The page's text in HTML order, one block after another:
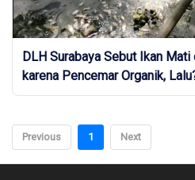
DLH Surabaya Sebut Ikan Mati
karena Pencemar Organik,
Previous 1 Next